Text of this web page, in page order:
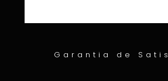
Garantia de